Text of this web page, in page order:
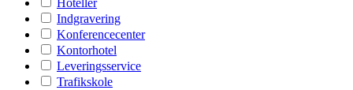
Hoteller
Indgravering
Konferencecenter
Kontorhotel
Leveringsservice
Trafikskole